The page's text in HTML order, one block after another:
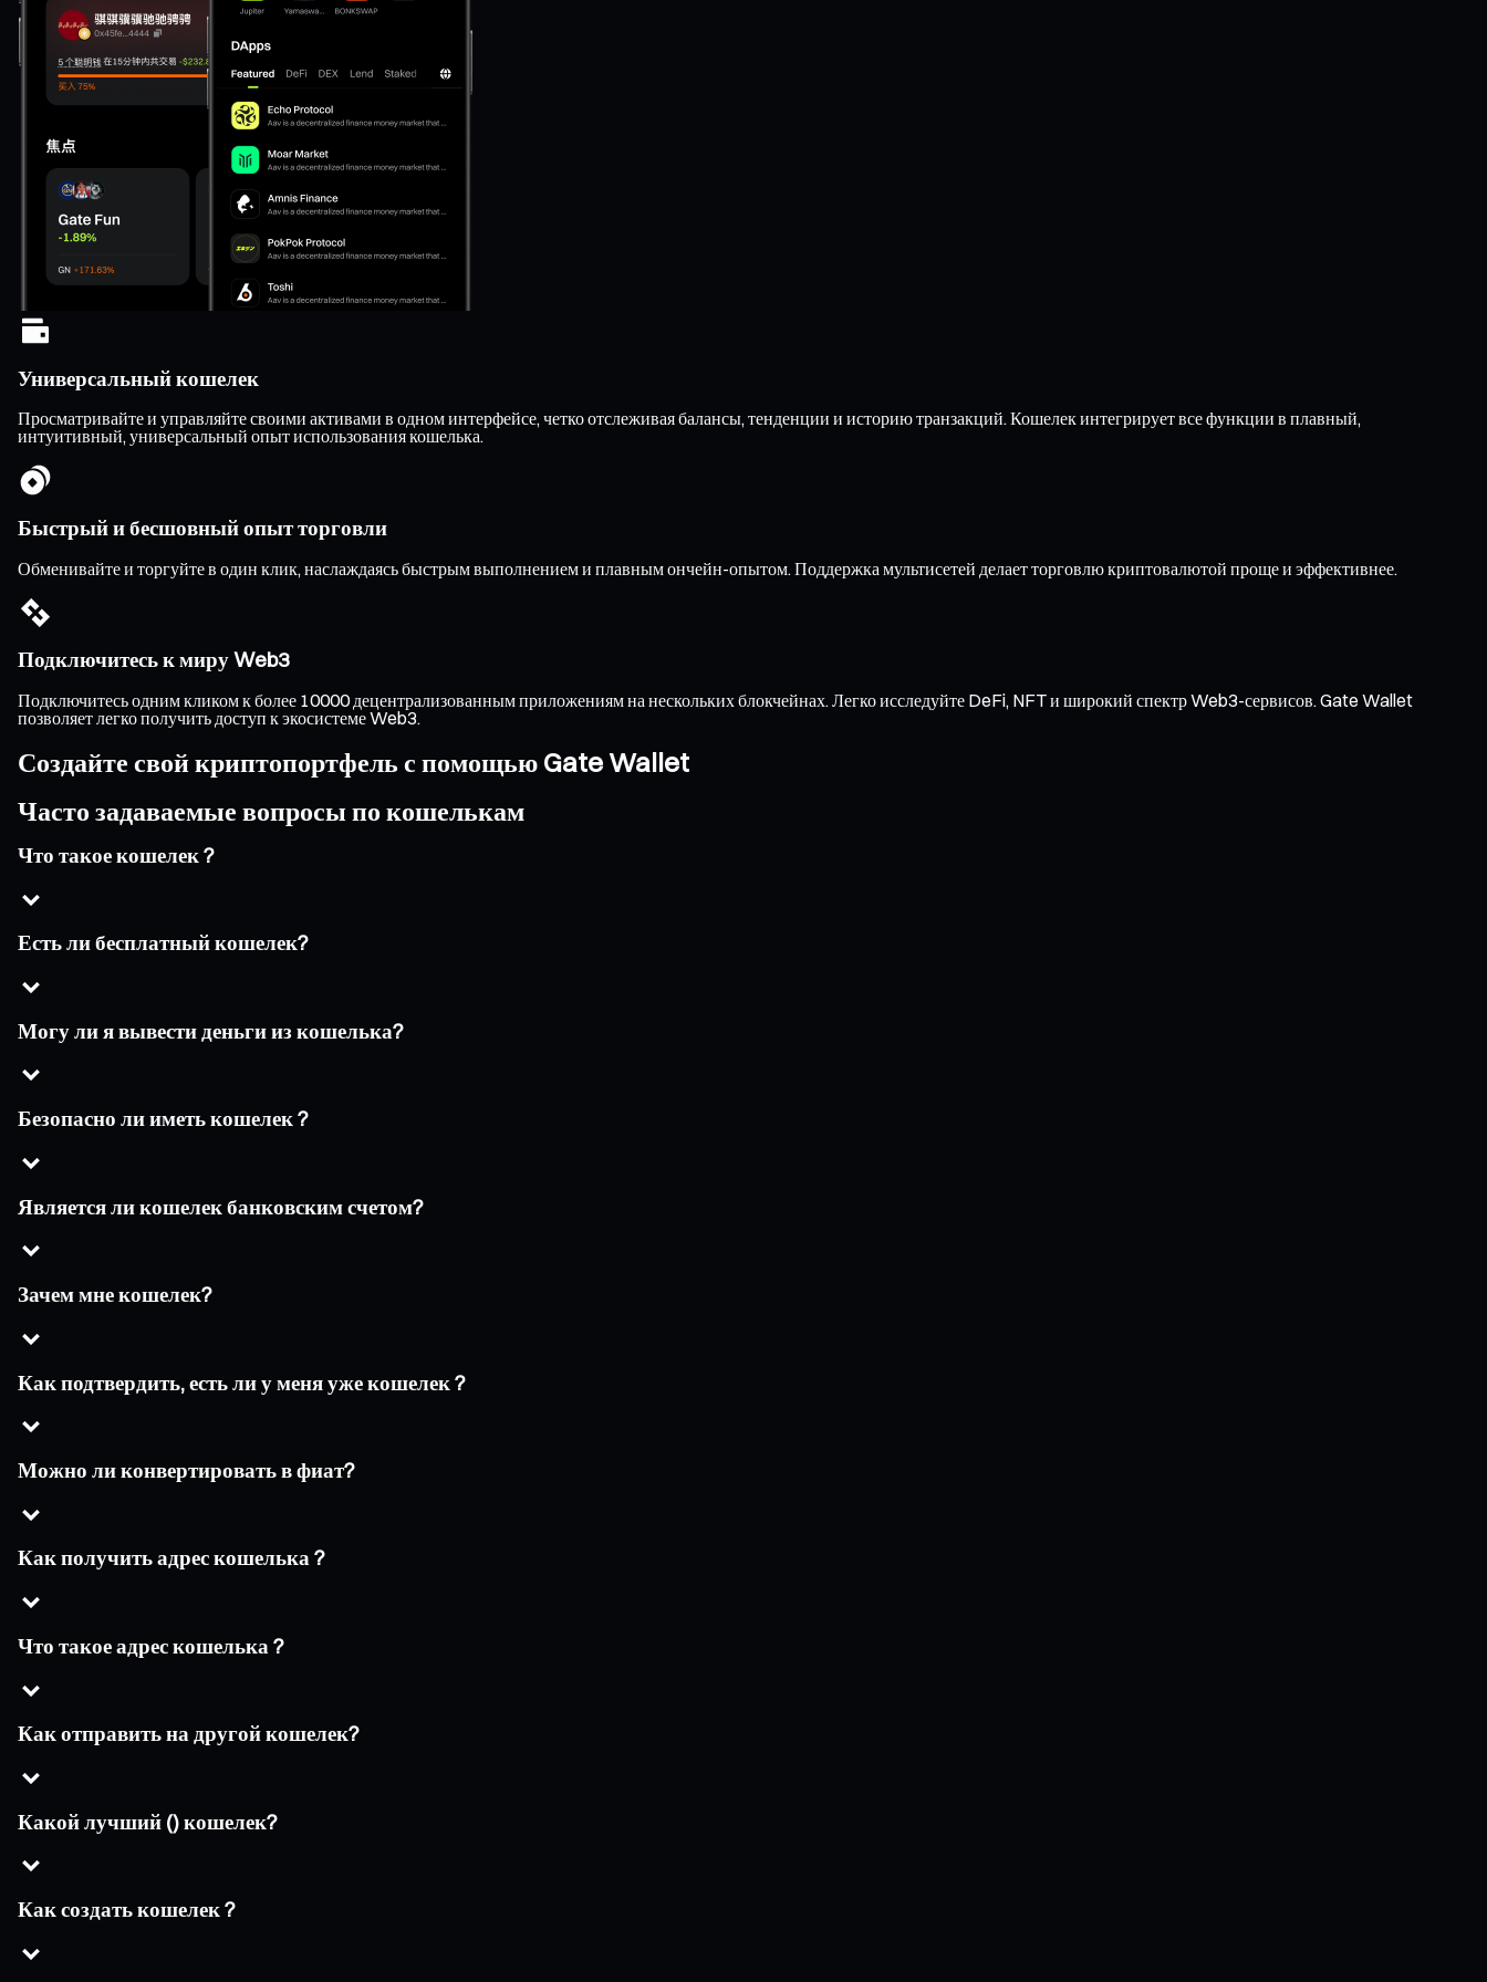
Универсальный кошелек
Просматривайте и управляйте своими активами в одном интерфейсе, четко отслеживая балансы, тенденции и историю транзакций. Кошелек интегрирует все функции в плавный,
интуитивный, универсальный опыт использования кошелька.
Быстрый и бесшовный опыт торговли
Обменивайте и торгуйте в один клик, наслаждаясь быстрым выполнением и плавным ончейн-опытом. Поддержка мультисетей делает торговлю криптовалютой проще и эффективнее.
Подключитесь к миру Web3
Подключитесь одним кликом к более 10000 децентрализованным приложениям на нескольких блокчейнах. Легко исследуйте DeFi, NFT и широкий спектр Web3-сервисов. Gate Wallet
позволяет легко получить доступ к экосистеме Web3.
Создайте свой криптопортфель с помощью Gate Wallet
Часто задаваемые вопросы по кошелькам
Что такое кошелек ?
Есть ли бесплатный кошелек?
Могу ли я вывести деньги из кошелька?
Безопасно ли иметь кошелек ?
Является ли кошелек банковским счетом?
Зачем мне кошелек?
Как подтвердить, есть ли у меня уже кошелек ?
Можно ли конвертировать в фиат?
Как получить адрес кошелька ?
Что такое адрес кошелька ?
Как отправить на другой кошелек?
Какой лучший () кошелек?
Как создать кошелек ?